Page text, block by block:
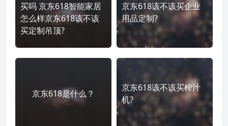
买吗 京东618智能家居
怎么样京东618该不该
买定制吊顶?
京东618该不该买企业
用品定制?
京东618是什么？
京东618该不该买榨汁
机?